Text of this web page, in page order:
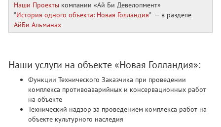
Наши Проекты компании «Ай Би Девелопмент»
"История одного объекта: Новая Голландия" — в разделе
АйБи Альманах
Наши услуги на объекте «Новая Голландия»:
Функции Технического Заказчика при проведении
комплекса противоаварийных и консервационных работ
на объекте
Технический надзор за проведением комплекса работ на
объекте культурного наследия